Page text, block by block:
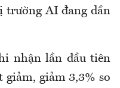
trường AI đang dần
nhận lần đầu tiên
giảm 3,3% so